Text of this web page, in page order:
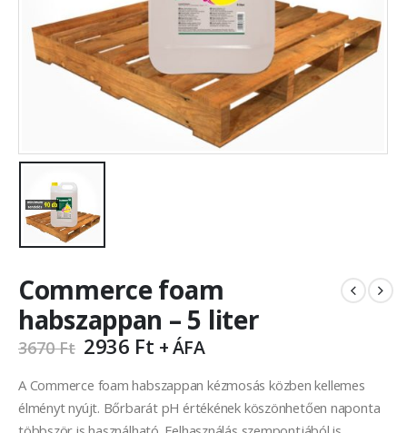
Commerce foam
habszappan – 5 liter
3670Ft 2936 Ft + ÁFA
A Commerce foam habszappan kézmosás közben kellemes
élményt nyújt. Bőrbarát pH értékének köszönhetően naponta